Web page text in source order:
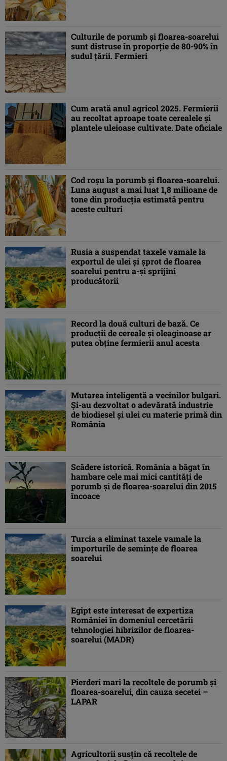
Culturile de porumb și floarea-soarelui
sunt distruse în proporție de 80-90% în
sudul țării. Fermieri
Cum arată anul agricol 2025. Fermierii
au recoltat aproape toate cerealele și
plantele uleioase cultivate. Date oficiale
Cod roșu la porumb și floarea-soarelui.
Luna august a mai luat 1,8 milioane de
tone din producția estimată pentru
aceste culturi
Rusia a suspendat taxele vamale la
exportul de ulei și șprot de floarea
soarelui pentru a-și sprijini
producătorii
Record la două culturi de bază. Ce
producții de cereale și oleaginoase ar
putea obține fermierii anul acesta
Mutarea inteligentă a vecinilor bulgari.
Și-au dezvoltat o adevărată industrie
de biodiesel și ulei cu materie primă din
România
Scădere istorică. România a băgat în
hambare cele mai mici cantități de
porumb și de floarea-soarelui din 2015
încoace
Turcia a eliminat taxele vamale la
importurile de seminţe de floarea
soarelui
Egipt este interesat de expertiza
României în domeniul cercetării
tehnologiei hibrizilor de floarea-
soarelui (MADR)
Pierderi mari la recoltele de porumb şi
floarea-soarelui, din cauza secetei –
LAPAR
Agricultorii susţin că recoltele de